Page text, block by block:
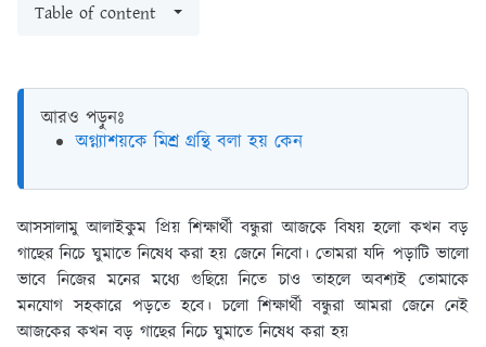
Table of content
আরও পড়ুনঃ
অগ্ন্যাশয়কে মিশ্র গ্রন্থি বলা হয় কেন
আসসালামু আলাইকুম প্রিয় শিক্ষার্থী বন্ধুরা আজকে বিষয় হলো কখন বড়
গাছের নিচে ঘুমাতে নিষেধ করা হয় জেনে নিবো। তোমরা যদি পড়াটি ভালো
ভাবে নিজের মনের মধ্যে গুছিয়ে নিতে চাও তাহলে অবশ্যই তোমাকে
মনযোগ সহকারে পড়তে হবে। চলো শিক্ষার্থী বন্ধুরা আমরা জেনে নেই
আজকের কখন বড় গাছের নিচে ঘুমাতে নিষেধ করা হয়